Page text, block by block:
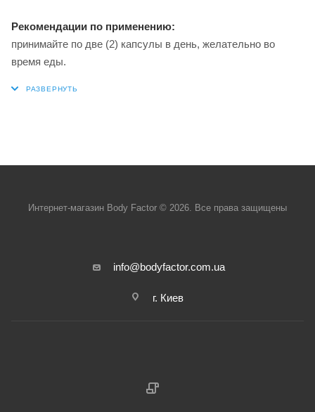
Рекомендации по применению:
принимайте по две (2) капсулы в день, желательно во
время еды.
Интернет-магазин Body Factor © 2026. Все права защищены
info@bodyfactor.com.ua
г. Киев